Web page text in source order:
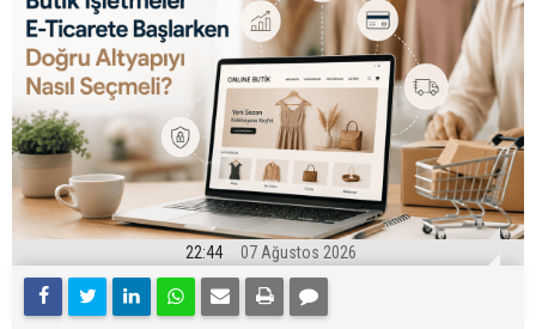
22:44 07 Ağustos 2026